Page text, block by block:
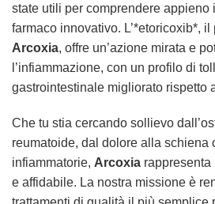
state utili per comprendere
farmaco innovativo. L’*etoricoxib*,
Arcoxia, offre un’azione mirata e
l’infiammazione, con un profilo di
gastrointestinale migliorato rispetto
Che tu stia cercando sollievo
reumatoide, dal dolore alla schiena
infiammatorie, Arcoxia
e affidabile. La nostra missione è